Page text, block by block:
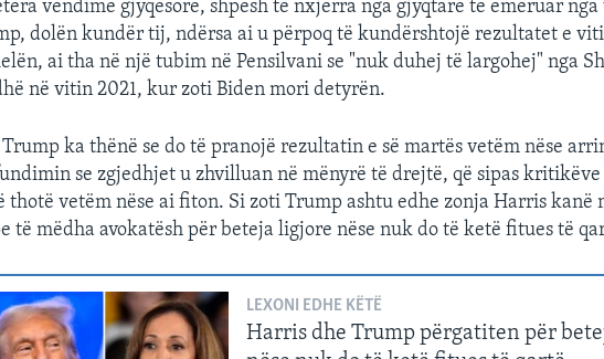
vendime gjyqësore, shpesh të nxjerra nga gjyqtarë të emëruar
dolën kundër tij, ndërsa ai u përpoq të kundërshtojë rezultatet e
ai tha në një tubim në Pensilvani se "nuk duhej të largohej" nga
në vitin 2021, kur zoti Biden mori detyrën.
ka thënë se do të pranojë rezultatin e së martës vetëm nëse
se zgjedhjet u zhvilluan në mënyrë të drejtë, që sipas
thotë vetëm nëse ai fiton. Si zoti Trump ashtu edhe zonja Harris kanë
të mëdha avokatësh për beteja ligjore nëse nuk do të ketë fitues të
LEXONI EDHE KËTË
Harris dhe Trump përgatiten për